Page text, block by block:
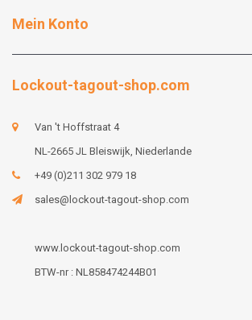
Mein Konto
Lockout-tagout-shop.com
Van 't Hoffstraat 4
NL-2665 JL Bleiswijk, Niederlande
+49 (0)211 302 979 18
sales@lockout-tagout-shop.com
www.lockout-tagout-shop.com
BTW-nr : NL858474244B01